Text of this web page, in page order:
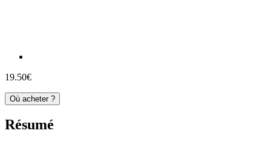
19.50€
Où acheter ?
Résumé